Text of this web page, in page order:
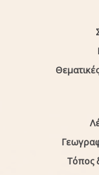
Τόπος